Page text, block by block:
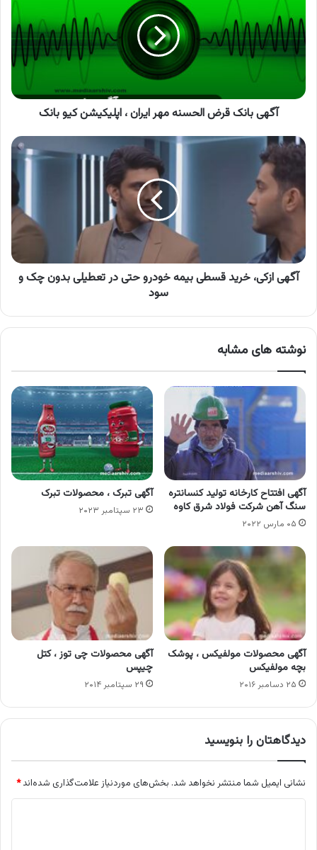
قرض
الحسنه
مهر
ایران
اپلیکیشن
کیو
آگهی بانک قرض الحسنه مهر ایران ، اپلیکیشن کیو بانک
آگهی
ازکی،
خرید
قسطی
بیمه
خودرو
در
تعطیلی
بدون
سود
آگهی ازکی، خرید قسطی بیمه خودرو حتی در تعطیلی بدون چک و
سود
نوشته های مشابه
آگهی افتتاح کارخانه تولید کنسانتره
سنگ آهن شرکت فولاد شرق کاوه
۰۵ مارس ۲۰۲۲
آگهی تبرک ، محصولات تبرک
۲۳ سپتامبر ۲۰۲۳
آگهی محصولات مولفیکس ، پوشک
بچه مولفیکس
۲۵ دسامبر ۲۰۱۶
آگهی محصولات چی توز ، کتل
چیپس
۲۹ سپتامبر ۲۰۱۴
دیدگاهتان را بنویسید
نشانی ایمیل شما منتشر نخواهد شد. بخش‌های موردنیاز علامت‌گذاری شده‌اند*